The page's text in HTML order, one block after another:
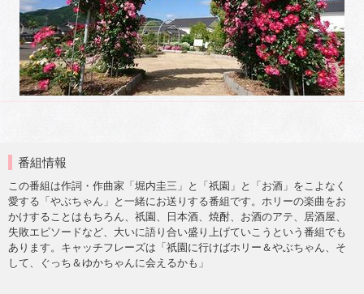
番組情報
この番組は作詞・作曲家「堀内圭三」と「祇園」と「お酒」をこよなく
愛する「やぶちゃん」と一緒にお送りする番組です。ホリーの楽曲をお
かけすることはもちろん、祇園、日本酒、焼酎、お酒のアテ、居酒屋、
失敗エピソードなど、大いに語り合い盛り上げていこうという番組でも
あります。キャッチフレーズは「祇園に行けばホリー＆やぶちゃん、そ
して、ぐっち＆ゆかちゃんに会えるかも」